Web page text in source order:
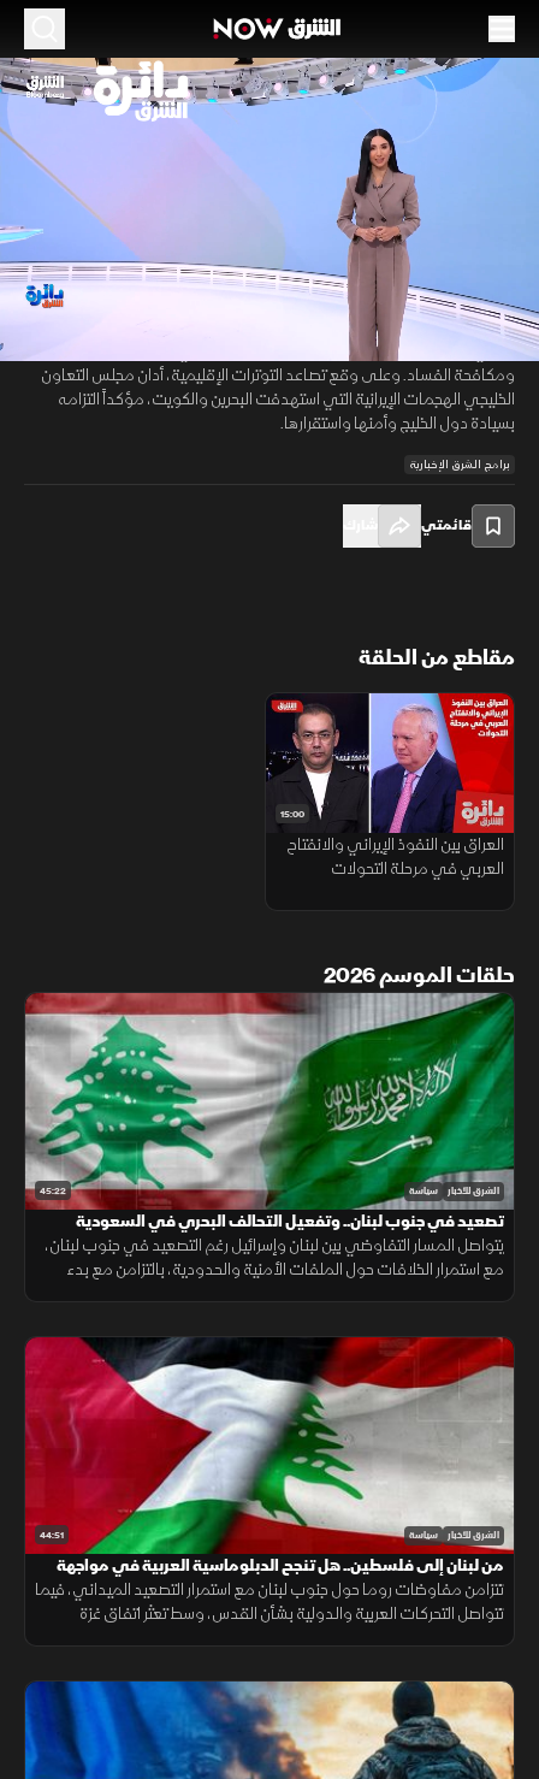
00:11/
الموسم 2026
بغداد بين الحوار مع طهران ومساعي حصر السلاح..
والتعاون الخليجي يندد بالهجمات الإيرانية
45:04
دائرة الشرق
تشهد بغداد مباحثات إيرانية عراقية تتجاوز الطابع البروتوكولي، في ظل
تحولات إقليمية متسارعة ومساعٍ لإعادة ترتيب التوازنات السياسية والأمنية.
وتأتي هذه اللقاءات بالتزامن مع جهود حكومة الزيدي لحصر السلاح بيد الدولة
ومكافحة الفساد. وعلى وقع تصاعد التوترات الإقليمية، أدان مجلس التعاون
الخليجي الهجمات الإيرانية التي استهدفت البحرين والكويت، مؤكداً التزامه
بسيادة دول الخليج وأمنها واستقرارها.
برامج الشرق الإخبارية
قائمتي
مقاطع من الحلقة
15:00
العراق بين النفوذ الإيراني والانفتاح
العربي في مرحلة التحولات
حلقات الموسم 2026
45:22 الشرق للأخبار سياسة
تصعيد في جنوب لبنان.. وتفعيل التحالف البحري في السعودية
يتواصل المسار التفاوضي بين لبنان وإسرائيل رغم التصعيد في جنوب لبنان،
مع استمرار الخلافات حول الملفات الأمنية والحدودية، بالتزامن مع بدء
44:51 الشرق للأخبار سياسة
من لبنان إلى فلسطين.. هل تنجح الدبلوماسية العربية في مواجهة
التصعيد الإسرائيلي؟
تتزامن مفاوضات روما حول جنوب لبنان مع استمرار التصعيد الميداني، فيما
تتواصل التحركات العربية والدولية بشأن القدس، وسط تعثر اتفاق غزة